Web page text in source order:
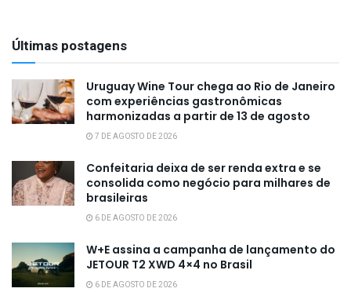
Últimas postagens
Uruguay Wine Tour chega ao Rio de Janeiro
com experiências gastronômicas
harmonizadas a partir de 13 de agosto
7 DE AGOSTO DE 2026
Confeitaria deixa de ser renda extra e se
consolida como negócio para milhares de
brasileiras
6 DE AGOSTO DE 2026
W+E assina a campanha de lançamento do
JETOUR T2 XWD 4×4 no Brasil
6 DE AGOSTO DE 2026